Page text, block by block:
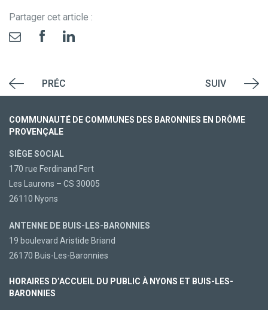
Partager cet article :
PRÉC SUIV
COMMUNAUTÉ DE COMMUNES DES BARONNIES EN DRÔME
PROVENÇALE
SIÈGE SOCIAL
170 rue Ferdinand Fert
Les Laurons – CS 30005
26110 Nyons
ANTENNE DE BUIS-LES-BARONNIES
19 boulevard Aristide Briand
26170 Buis-Les-Baronnies
HORAIRES D’ACCUEIL DU PUBLIC À NYONS ET BUIS-LES-
BARONNIES